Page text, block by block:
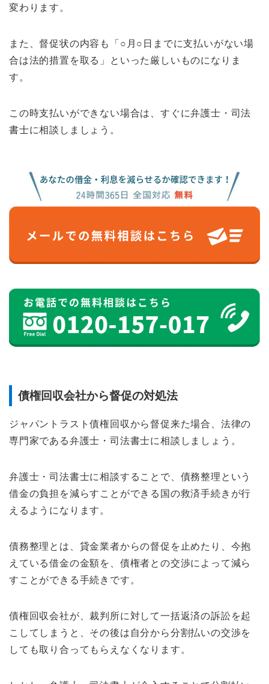
変わります。
また、督促状の内容も「○月○日までに支払いがない場
合は法的措置を取る」といった厳しいものになりま
す。
この時支払いができない場合は、すぐに弁護士・司法
書士に相談しましょう。
債権回収会社から督促の対処法
ジャパントラスト債権回収から督促来た場合、法律の
専門家である弁護士・司法書士に相談しましょう。
弁護士・司法書士に相談することで、債務整理という
借金の負担を減らすことができる国の救済手続きが行
えるようになります。
債務整理とは、貸金業者からの督促を止めたり、今抱
えている借金の金額を、債権者との交渉によって減ら
すことができる手続きです。
債権回収会社が、裁判所に対して一括返済の訴訟を起
こしてしまうと、その後は自分から分割払いの交渉を
しても取り合ってもらえなくなります。